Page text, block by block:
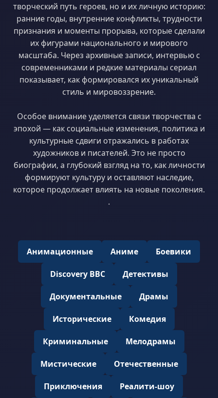
творческий путь героев, но и их личную историю:
ранние годы, внутренние конфликты, трудности
признания и моменты прорыва, которые сделали
их фигурами национального и мирового
масштаба. Через архивные записи, интервью с
современниками и редкие материалы сериал
показывает, как формировался их уникальный
стиль и мировоззрение.
Особое внимание уделяется связи творчества с
эпохой — как социальные изменения, политика и
культурные сдвиги отражались в работах
художников и писателей. Это не просто
биографии, а глубокий взгляд на то, как личности
формируют культуру и оставляют наследие,
которое продолжает влиять на новые поколения.
.
Анимационные Аниме Боевики
Discovery BBC Детективы
Документальные Драмы
Исторические Комедия
Криминальные Мелодрамы
Мистические Отечественные
Приключения Реалити-шоу